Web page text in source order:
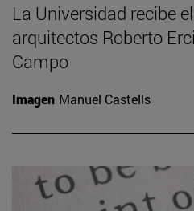
La Universidad recibe
arquitectos Roberto
Campo
Imagen Manuel Castells